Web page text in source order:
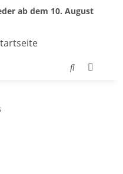
ab dem 10. August